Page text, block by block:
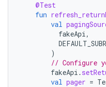
@Test
fun
val
fakeApi,
)
// Configure
fakeApi .
val pager =